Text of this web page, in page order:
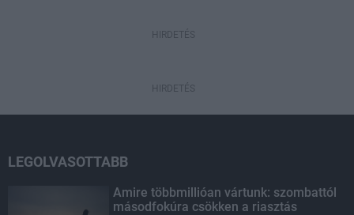
HIRDETÉS
HIRDETÉS
LEGOLVASOTTABB
Amire többmillióan vártunk: szombattól
másodfokúra csökken a riasztás